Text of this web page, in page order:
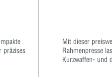
präzises
Mit dieser
Rahmenpresse
Kurzwaffen- und